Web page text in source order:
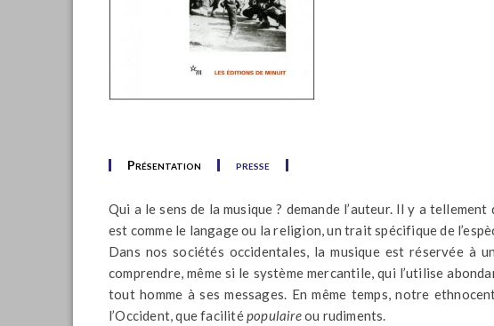
Présentation presse
Qui a le sens de la musique ? demande l’auteur. Il y a tellement
est comme le langage ou la religion, un trait spécifique de
Dans nos sociétés occidentales, la musique est réservée à
comprendre, même si le système mercantile, qui l’utilise
tout homme à ses messages. En même temps, notre
l’Occident, que facilitépopulaireou rudiments.